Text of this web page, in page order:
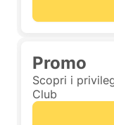
Promo
Scopri i
Club